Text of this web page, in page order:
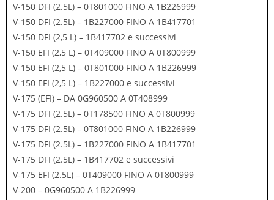
V-150 DFI (2.5L) – 0T801000 FINO A 1B226999
V-150 DFI (2.5L) – 1B227000 FINO A 1B417701
V-150 DFI (2,5 L) – 1B417702 e successivi
V-150 EFI (2,5 L) – 0T409000 FINO A 0T800999
V-150 EFI (2,5 L) – 0T801000 FINO A 1B226999
V-150 EFI (2,5 L) – 1B227000 e successivi
V-175 (EFI) – DA 0G960500 A 0T408999
V-175 DFI (2.5L) – 0T178500 FINO A 0T800999
V-175 DFI (2.5L) – 0T801000 FINO A 1B226999
V-175 DFI (2.5L) – 1B227000 FINO A 1B417701
V-175 DFI (2.5L) – 1B417702 e successivi
V-175 EFI (2.5L) – 0T409000 FINO A 0T800999
V-200 – 0G960500 A 1B226999